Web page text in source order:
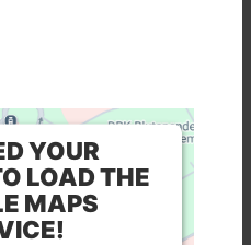
YOUR
LOAD THE
MAPS